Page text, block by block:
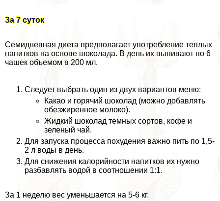
За 7 суток
Семидневная диета предполагает употрeбление теплых
напитков на основе шоколада. В день их выпивают по 6
чашек объемом в 200 мл.
Следует выбрать один из двух вариантов меню:
Какао и горячий шоколад (можно добавлять
обезжиренное молоко).
Жидкий шоколад темных сортов, кофе и
зеленый чай.
Для запуска процесса похудения важно пить по 1,5-
2 л воды в день.
Для снижения калорийности напитков их нужно
разбавлять водой в соотношении 1:1.
За 1 неделю вес уменьшается на 5-6 кг.